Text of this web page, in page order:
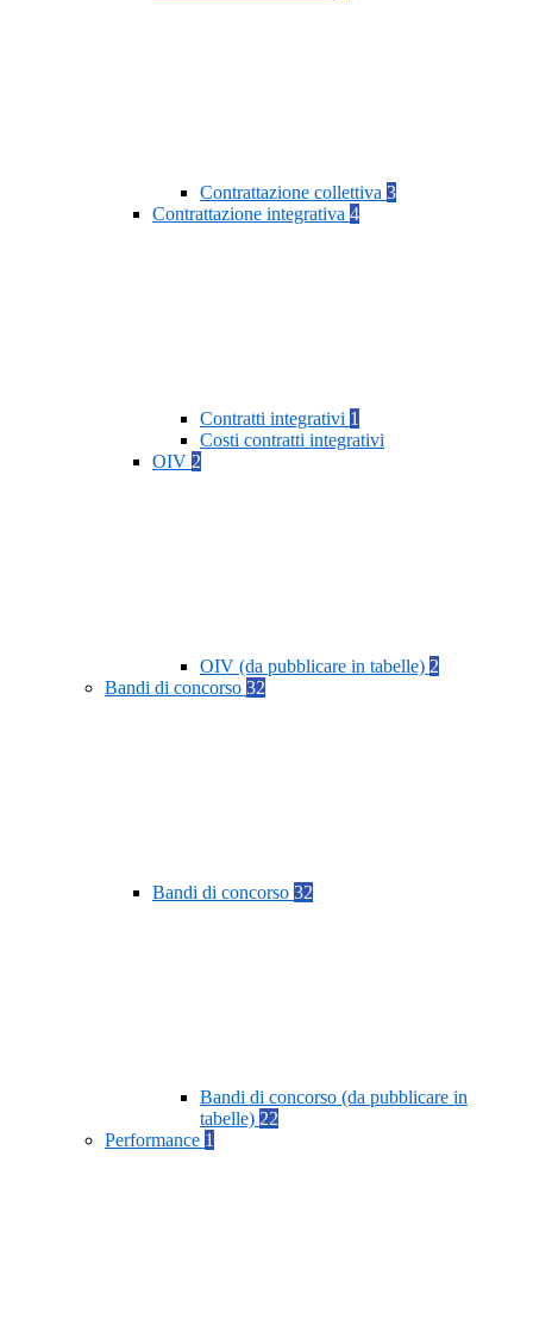
Contrattazione collettiva 3
Contrattazione integrativa 4
Contratti integrativi 1
Costi contratti integrativi
OIV 2
OIV (da pubblicare in tabelle) 2
Bandi di concorso 32
Bandi di concorso 32
Bandi di concorso (da pubblicare in
tabelle) 22
Performance 1